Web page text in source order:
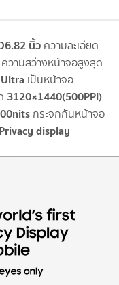
6.82 นิ้ว ความละเอียด
ความสว่างหน้าจอสูงสุด
เป็นหน้าจอ
3120×1440(500PPI)
กระจกกันหน้าจอ
Privacy display